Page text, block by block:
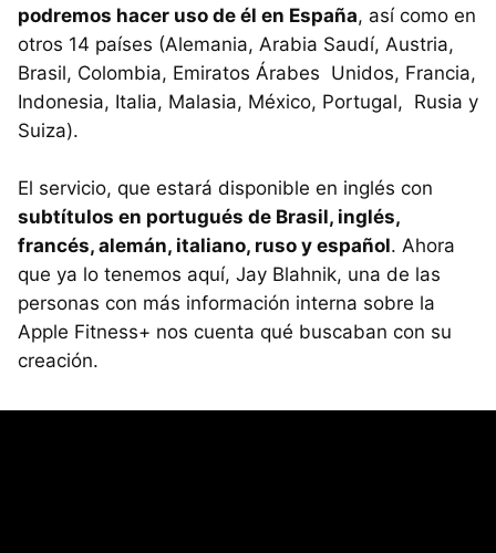
podremos hacer uso de él en España, así como en
otros 14 países (Alemania, Arabia Saudí, Austria,
Brasil, Colombia, Emiratos Árabes Unidos, Francia,
Indonesia, Italia, Malasia, México, Portugal, Rusia y
Suiza).
El servicio, que estará disponible en inglés con
subtítulos en portugués de Brasil, inglés,
francés, alemán, italiano, ruso y español. Ahora
que ya lo tenemos aquí, Jay Blahnik, una de las
personas con más información interna sobre la
Apple Fitness+ nos cuenta qué buscaban con su
creación.